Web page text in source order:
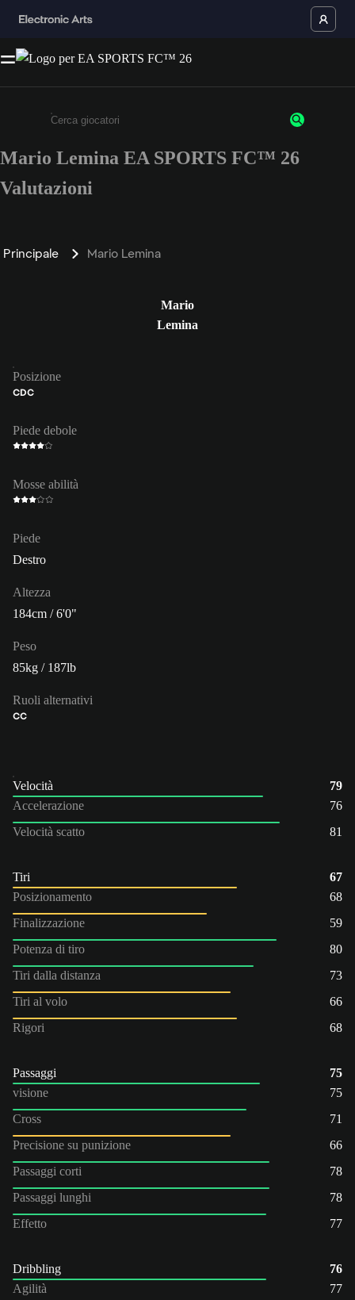
Inserisci un minimo di 3 caratteri o numeri.
Mario Lemina EA SPORTS FC™ 26
Valutazioni
Principale Mario Lemina
Mario
Lemina
Posizione
CDC
Piede debole
Mosse abilità
Piede
Destro
Altezza
184cm / 6'0"
Peso
85kg / 187lb
Ruoli alternativi
CC
Velocità
79
Accelerazione
76
Velocità scatto
81
Tiri
67
Posizionamento
68
Finalizzazione
59
Potenza di tiro
80
Tiri dalla distanza
73
Tiri al volo
66
Rigori
68
Passaggi
75
visione
75
Cross
71
Precisione su punizione
66
Passaggi corti
78
Passaggi lunghi
78
Effetto
77
Dribbling
76
Agilità
77